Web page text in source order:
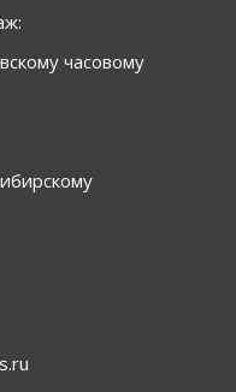
часовому